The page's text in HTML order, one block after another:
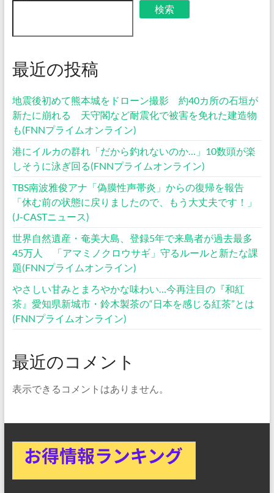
検索
最近の投稿
地震後初めて熊本城をドローン撮影 約40カ所の石垣が
新たに崩れる 天守閣など耐震化で被害を免れた建造物
も(FNNプライムオンライン)
港にイルカの群れ「だから釣れないのか…」10数頭が楽
しそうに泳ぎ回る(FNNプライムオンライン)
TBS南波雅俊アナ「偽膜性声帯炎」からの復帰を報告
「休む前の状態に戻りましたので、もう大丈夫です！」
(J-CASTニュース)
世界自然遺産・奄美大島、登録5年で来島者が過去最多
45万人 「アマミノクロウサギ」守るルールと新たな課
題(FNNプライムオンライン)
やさしい甘みとまろやかな味わい…今再注目の『和紅
茶』愛知県新城市・鈴木製茶の“日本を感じる紅茶”とは
(FNNプライムオンライン)
最近のコメント
表示できるコメントはありません。